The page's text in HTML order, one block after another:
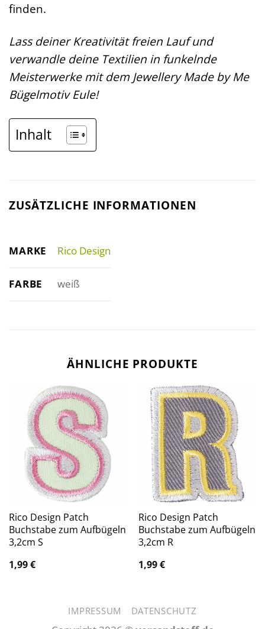
finden.
Lass deiner Kreativität freien Lauf und
verwandle deine Textilien in funkelnde
Meisterwerke mit dem Jewellery Made by Me
Bügelmotiv Eule!
Inhalt
ZUSÄTZLICHE INFORMATIONEN
MARKE Rico Design
FARBE weiß
ÄHNLICHE PRODUKTE
Rico Design Patch
Buchstabe zum Aufbügeln
3,2cm S
1,99€
Rico Design Patch
Buchstabe zum Aufbügeln
3,2cm R
1,99€
IMPRESSUM DATENSCHUTZ